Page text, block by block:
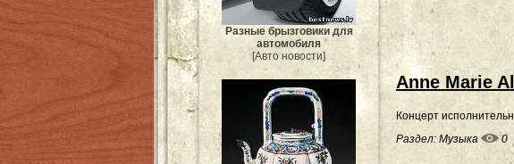
Разные брызговики для
автомобиля
[Авто новости]
Anne Marie
Концерт
Раздел: Музыка 0